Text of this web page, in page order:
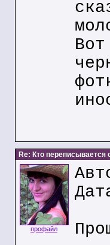
Re: Кто переписывается
профайл